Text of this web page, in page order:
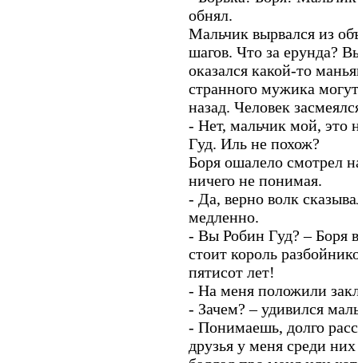
обнял.
Мальчик вырвался из
шагов. Что за ерунда?
оказался какой-то
странного мужика
назад. Человек
- Нет, мальчик мой, это
Гуд. Иль не похож?
Боря ошалело смотрел
ничего не понимая.
- Да, верно волк
медленно.
- Вы Робин Гуд? – Боря
стоит король
пятисот лет!
- На меня положили
- Зачем? – удивился
- Понимаешь, долго
друзья у меня среди